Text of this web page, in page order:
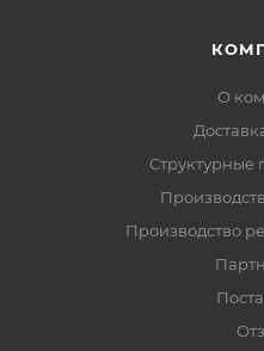
О
Структурные
Производство